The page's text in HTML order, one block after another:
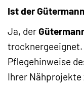
Ist der
Ja, der
trocknergeeignet.
Pflegehinweise
Ihrer